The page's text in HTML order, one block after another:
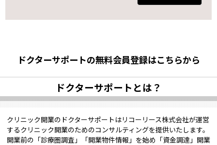
ドクターサポートの無料会員登録はこちらから
ドクターサポートとは？
クリニック開業のドクターサポートはリコーリース株式会社が運営
するクリニック開業のためのコンサルティングを提供いたします。
開業前の「診療圏調査」「開業物件情報」を始め「資金調達」開業